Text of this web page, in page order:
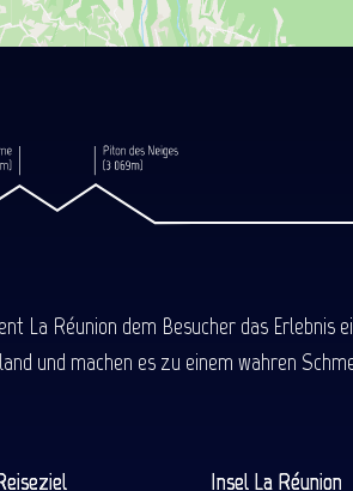
Réunion dem Besucher das Erlebnis
und machen es zu einem wahren
Insel La Réunion